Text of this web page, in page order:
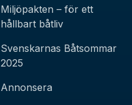
Miljöpakten – för ett
hållbart båtliv
Svenskarnas Båtsommar
2025
Annonsera